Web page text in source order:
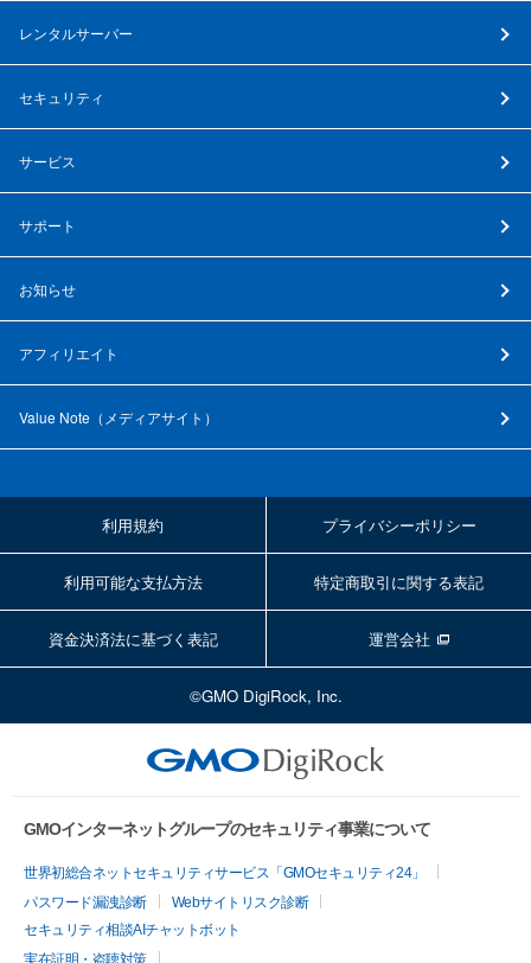
レンタルサーバー
セキュリティ
サービス
サポート
お知らせ
アフィリエイト
Value Note（ メディアサイト ）
利用規約 プライバシーポリシー
利用可能な支払方法 特定商取引に関する表記
資金決済法に基づく表記 運営会社
©GMO DigiRock, Inc.
GMOインターネットグループのセキュリティ事業について
世界初総合ネットセキュリティサービス「GMOセキュリティ24」
パスワード漏洩診断
Webサイトリスク診断
セキュリティ相談AIチャットボット
実在証明・盗聴対策